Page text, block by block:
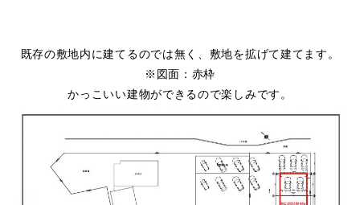
既存の敷地内に建てるのでは無く、敷地を拡げて建てます。
※図面：赤枠
かっこいい建物ができるので楽しみです。